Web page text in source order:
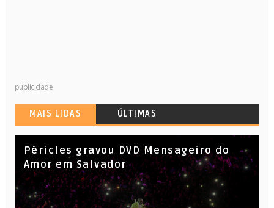
publicidade
MAIS LIDAS ÚLTIMAS
Péricles gravou DVD Mensageiro do
Amor em Salvador